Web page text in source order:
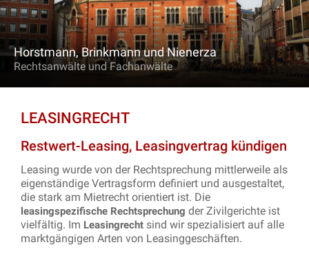
Horstmann, Brinkmann und Nienerza
Rechtsanwälte und Fachanwälte
LEASINGRECHT
Restwert-Leasing, Leasingvertrag kündigen
Leasing wurde von der Rechtsprechung mittlerweile als
eigenständige Vertragsform definiert und ausgestaltet,
die stark am Mietrecht orientiert ist. Die
leasingspezifische Rechtsprechung der Zivilgerichte ist
vielfältig. Im Leasingrecht sind wir spezialisiert auf alle
marktgängigen Arten von Leasinggeschäften.